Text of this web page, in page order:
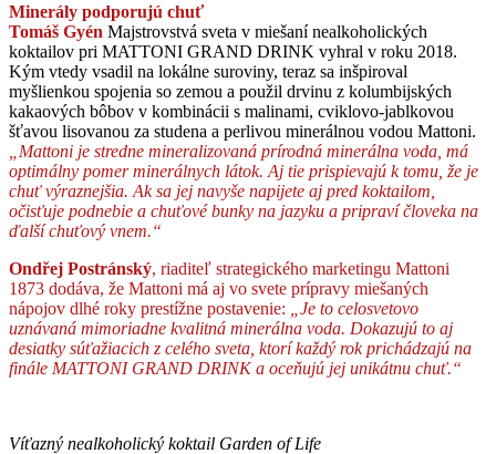
Minerály podporujú chuť
Tomáš Gyén Majstrovstvá sveta v miešaní nealkoholických
koktailov pri MATTONI GRAND DRINK vyhral v roku 2018.
Kým vtedy vsadil na lokálne suroviny, teraz sa inšpiroval
myšlienkou spojenia so zemou a použil drvinu z kolumbijských
kakaových bôbov v kombinácii s malinami, cviklovo-jablkovou
šťavou lisovanou za studena a perlivou minerálnou vodou Mattoni.
„Mattoni je stredne mineralizovaná prírodná minerálna voda, má
optimálny pomer minerálnych látok. Aj tie prispievajú k tomu, že je
chuť výraznejšia. Ak sa jej navyše napijete aj pred koktailom,
očisťuje podnebie a chuťové bunky na jazyku a pripraví človeka na
ďalší chuťový vnem.“
Ondřej Postránský, riaditeľ strategického marketingu Mattoni
1873 dodáva, že Mattoni má aj vo svete prípravy miešaných
nápojov dlhé roky prestížne postavenie:
„Je to celosvetovo
uznávaná mimoriadne kvalitná minerálna voda. Dokazujú to aj
desiatky súťažiacich z celého sveta, ktorí každý rok prichádzajú na
finále MATTONI GRAND DRINKa oceňujú jej unikátnu chuť.“
Víťazný nealkoholický koktail Garden of Life